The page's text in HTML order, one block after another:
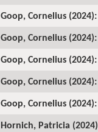
Goop, Cornelius
Goop, Cornelius
Goop, Cornelius
Goop, Cornelius
Goop, Cornelius
Hornich, Patricia